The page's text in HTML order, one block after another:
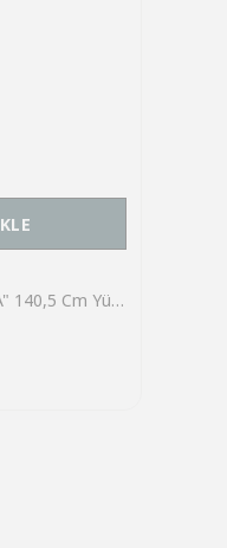
Eglo 901112 "FIORANA" 140,5 Cm Yüksekliğinde Çelik Köşe Lambası Lambader